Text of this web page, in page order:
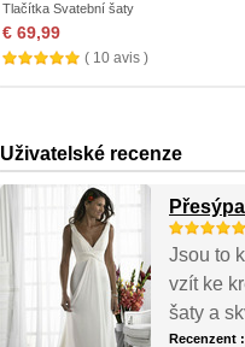
Tlačítka Svatební šaty
€ 69,99
( 10 avis )
Uživatelské recenze
Jsou to
vzít ke
šaty a
Recenzent